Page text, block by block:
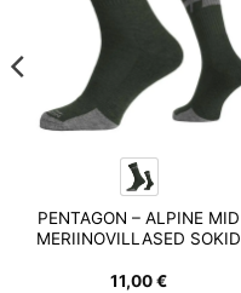
PENTAGON – ALPINE MID
MERIINOVILLASED SOKID
11,00€